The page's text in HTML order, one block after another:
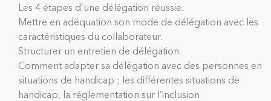
Les 4 étapes d’une délégation réussie.
Mettre en adéquation son mode de délégation avec les
caractéristiques du collaborateur.
Structurer un entretien de délégation.
Comment adapter sa délégation avec des personnes en
situations de handicap ; les différentes situations de
handicap, la réglementation sur l’inclusion